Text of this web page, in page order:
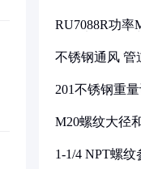
RU7088R功率
不锈钢通风 管
201不锈钢重
M20螺纹大径
1-1/4 NPT螺